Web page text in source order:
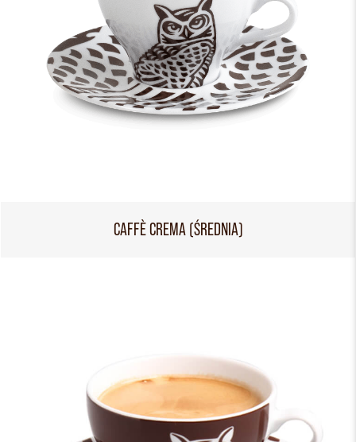
CAFFÈ CREMA (ŚREDNIA)